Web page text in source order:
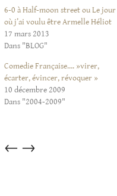
6-0 à Half-moon street ou Le jour
où j’ai voulu être Armelle Héliot
17 mars 2013
Dans "BLOG"
Comedie Française…. »virer,
écarter, évincer, révoquer »
10 décembre 2009
Dans "2004-2009"
Articles
→
←